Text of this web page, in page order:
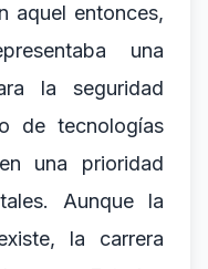
aquel entonces,
una
la seguridad
de tecnologías
una prioridad
Aunque la
la carrera